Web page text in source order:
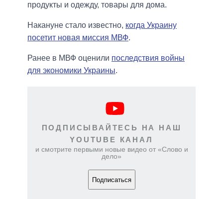
продукты и одежду, товары для дома.
Накануне стало известно, когда Украину
посетит новая миссия МВФ.
Ранее в МВФ оценили последствия войны
для экономики Украины.
ПОДПИСЫВАЙТЕСЬ НА НАШ
YOUTUBE КАНАЛ
и смотрите первыми новые видео от «Слово и
дело»
Подписаться